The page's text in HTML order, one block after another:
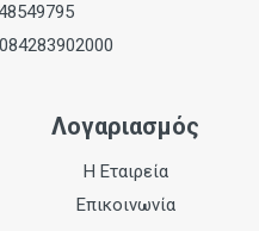
Λογαριασμός
Η Εταιρεία
Επικοινωνία